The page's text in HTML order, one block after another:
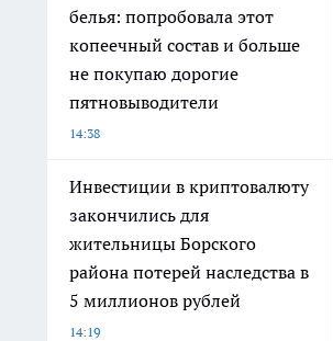
белья: попробовала этот
копеечный состав и больше
не покупаю дорогие
пятновыводители
14:38
Инвестиции в криптовалюту
закончились для
жительницы Борского
района потерей наследства в
5 миллионов рублей
14:19